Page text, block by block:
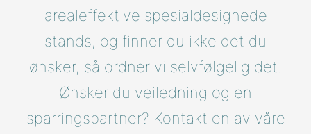
arealeffektive spesialdesignede
stands, og finner du ikke det du
ønsker, så ordner vi selvfølgelig det.
Ønsker du veiledning og en
sparringspartner? Kontakt en av våre